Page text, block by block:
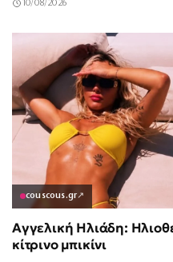
10/08/2026
couscous.gr↗
Αγγελική Ηλιάδη:
κίτρινο μπικίνι